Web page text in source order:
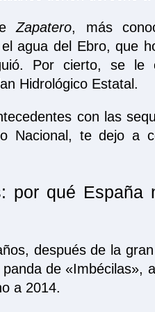
Zapatero, más
agua del Ebro, que
Por cierto, se le
Hidrológico Estatal.
con las
Nacional, te dejo a
por qué España
después de la
de «Imbécilas»,
a 2014.